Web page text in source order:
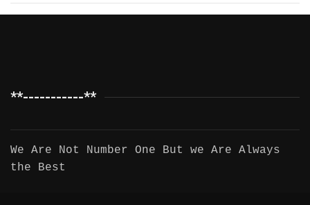
**-----------**
We Are Not Number One But we Are Always
the Best